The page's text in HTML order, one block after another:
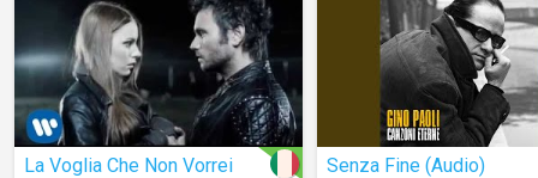
La Voglia Che Non Vorrei Senza Fine (Audio)